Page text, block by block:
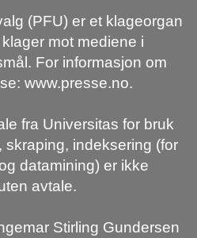
(PFU) er et klageorgan
mot mediene i
For informasjon om
www.presse.no.
fra Universitas for bruk
skraping, indeksering (for
datamining) er ikke
avtale.
Stirling Gundersen